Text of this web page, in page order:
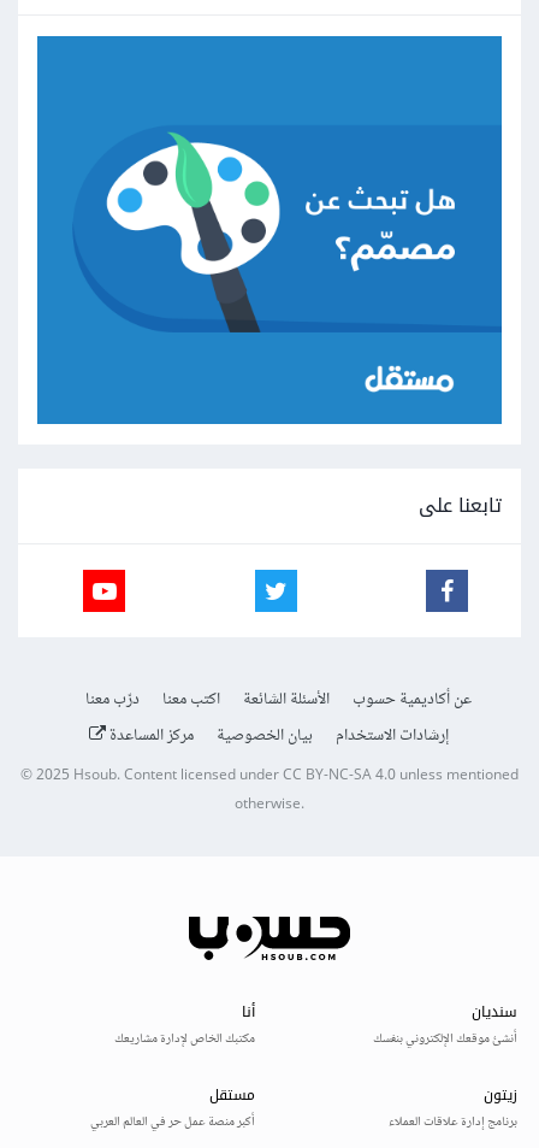
تابعنا على
عن أكاديمية حسوب الأسئلة الشائعة اكتب معنا
درّب معنا
إرشادات الاستخدام
بيان الخصوصية مركز المساعدة
© 2025Hsoub.Content licensed underCC BY-NC-SA 4.0unless mentioned
otherwise.